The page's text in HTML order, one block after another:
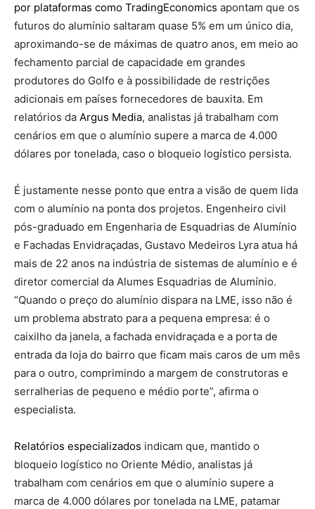
por plataformas como TradingEconomics apontam que os
futuros do alumínio saltaram quase 5% em um único dia,
aproximando-se de máximas de quatro anos, em meio ao
fechamento parcial de capacidade em grandes
produtores do Golfo e à possibilidade de restrições
adicionais em países fornecedores de bauxita. Em
relatórios da Argus Media, analistas já trabalham com
cenários em que o alumínio supere a marca de 4.000
dólares por tonelada, caso o bloqueio logístico persista.
É justamente nesse ponto que entra a visão de quem lida
com o alumínio na ponta dos projetos. Engenheiro civil
pós-graduado em Engenharia de Esquadrias de Alumínio
e Fachadas Envidraçadas, Gustavo Medeiros Lyra atua há
mais de 22 anos na indústria de sistemas de alumínio e é
diretor comercial da Alumes Esquadrias de Alumínio.
“Quando o preço do alumínio dispara na LME, isso não é
um problema abstrato para a pequena empresa: é o
caixilho da janela, a fachada envidraçada e a porta de
entrada da loja do bairro que ficam mais caros de um mês
para o outro, comprimindo a margem de construtoras e
serralherias de pequeno e médio porte”, afirma o
especialista.
Relatórios especializados indicam que, mantido o
bloqueio logístico no Oriente Médio, analistas já
trabalham com cenários em que o alumínio supere a
marca de 4.000 dólares por tonelada na LME, patamar